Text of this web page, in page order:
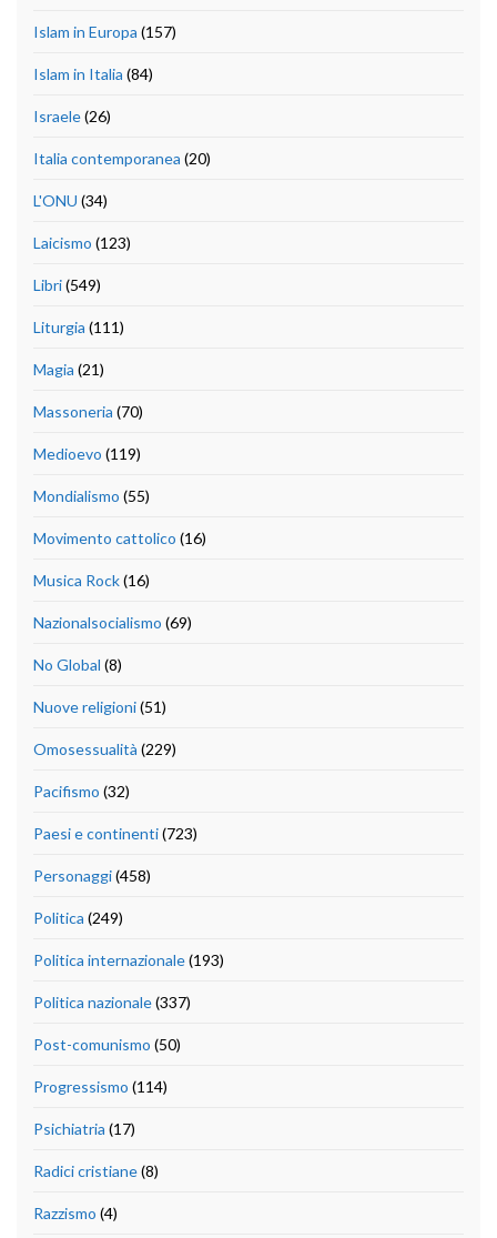
Islam in Europa (157)
Islam in Italia (84)
Israele(26)
Italia contemporanea (20)
L'ONU (34)
Laicismo (123)
Libri(549)
Liturgia (111)
Magia (21)
Massoneria (70)
Medioevo (119)
Mondialismo (55)
Movimento cattolico (16)
Musica Rock(16)
Nazionalsocialismo (69)
No Global (8)
Nuove religioni(51)
Omosessualità (229)
Pacifismo (32)
Paesi e continenti(723)
Personaggi(458)
Politica (249)
Politica internazionale(193)
Politica nazionale(337)
Post-comunismo (50)
Progressismo (114)
Psichiatria (17)
Radici cristiane(8)
Razzismo (4)